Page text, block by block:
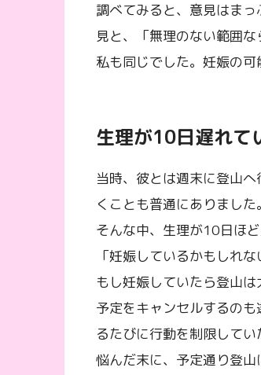
調べてみると、意見はま
見と、「無理のない範囲な
私も同じでした。妊娠の可
生理が10日遅れて
当時、彼とは週末に登山
くことも普通にありました。
そんな中、生理が10日ほ
「妊娠しているかもしれ
もし妊娠していたら登山
予定をキャンセルするの
るたびに行動を制限してい
悩んだ末に、予定通り登山